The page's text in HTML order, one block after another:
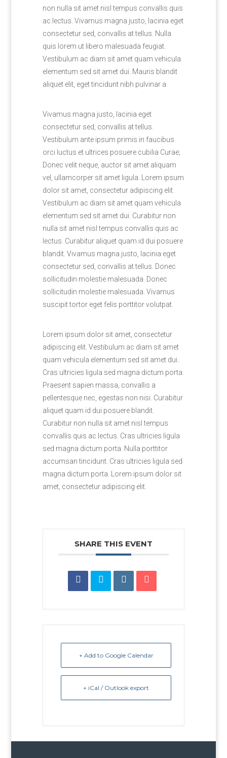
non nulla sit amet nisl tempus convallis quis
ac lectus. Vivamus magna justo, lacinia eget
consectetur sed, convallis at tellus. Nulla
quis lorem ut libero malesuada feugiat.
Vestibulum ac diam sit amet quam vehicula
elementum sed sit amet dui. Mauris blandit
aliquet elit, eget tincidunt nibh pulvinar a.
Vivamus magna justo, lacinia eget
consectetur sed, convallis at tellus.
Vestibulum ante ipsum primis in faucibus
orci luctus et ultrices posuere cubilia Curae;
Donec velit neque, auctor sit amet aliquam
vel, ullamcorper sit amet ligula. Lorem ipsum
dolor sit amet, consectetur adipiscing elit.
Vestibulum ac diam sit amet quam vehicula
elementum sed sit amet dui. Curabitur non
nulla sit amet nisl tempus convallis quis ac
lectus. Curabitur aliquet quam id dui posuere
blandit. Vivamus magna justo, lacinia eget
consectetur sed, convallis at tellus. Donec
sollicitudin molestie malesuada. Donec
sollicitudin molestie malesuada. Vivamus
suscipit tortor eget felis porttitor volutpat.
Lorem ipsum dolor sit amet, consectetur
adipiscing elit. Vestibulum ac diam sit amet
quam vehicula elementum sed sit amet dui.
Cras ultricies ligula sed magna dictum porta.
Praesent sapien massa, convallis a
pellentesque nec, egestas non nisi. Curabitur
aliquet quam id dui posuere blandit.
Curabitur non nulla sit amet nisl tempus
convallis quis ac lectus. Cras ultricies ligula
sed magna dictum porta. Nulla porttitor
accumsan tincidunt. Cras ultricies ligula sed
magna dictum porta. Lorem ipsum dolor sit
amet, consectetur adipiscing elit.
SHARE THIS EVENT
+ Add to Google Calendar
+ iCal / Outlook export